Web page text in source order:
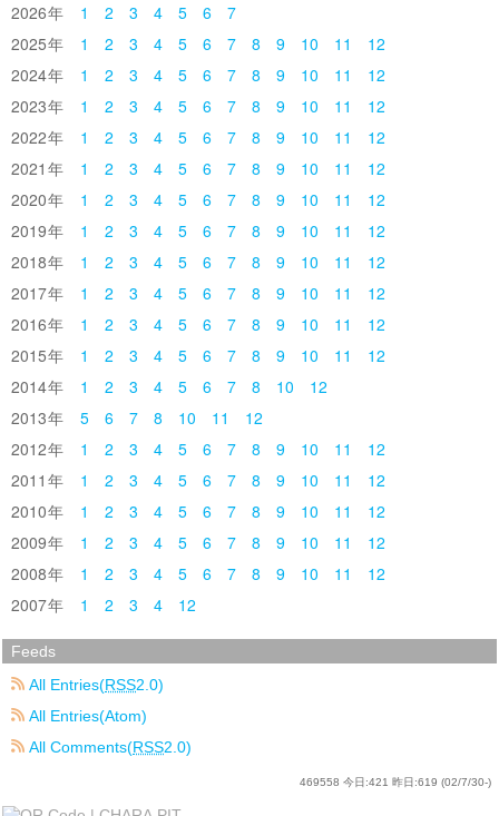
2026 1 2 3 4 5 6
7
2025
1 2 3 4 5 6 7 8 9 10 11
12
2024
1 2 3 4 5 6 7 8 9 10 11
12
2023
1 2 3 4 5 6 7 8 9 10 11
12
2022
1 2 3 4 5 6 7 8 9 10 11
12
2021
1 2 3 4 5 6 7 8 9 10 11
12
2020
1 2 3 4 5 6 7 8 9 10 11
12
2019
1 2 3 4 5 6 7 8 9 10 11
12
2018
1 2 3 4 5 6 7 8 9 10 11
12
2017
1 2 3 4 5 6 7 8 9 10 11
12
2016
1 2 3 4 5 6 7 8 9 10 11
12
2015
1 2 3 4 5 6 7 8 9 10 11
12
2014
1 2 3 4 5 6 7 8 10
12
2013
5 6 7 8 10 11
12
2012
1 2 3 4 5 6 7 8 9 10 11
12
2011
1 2 3 4 5 6 7 8 9 10 11
12
2010
1 2 3 4 5 6 7 8 9 10 11
12
2009
1 2 3 4 5 6 7 8 9 10 11
12
2008
1 2 3 4 5 6 7 8 9 10 11
12
2007
1 2 3 4 12
Feeds
All Entries(RSS2.0)
All Entries(Atom)
All Comments(RSS2.0)
469558 今日:421 昨日:619 (02/7/30-)